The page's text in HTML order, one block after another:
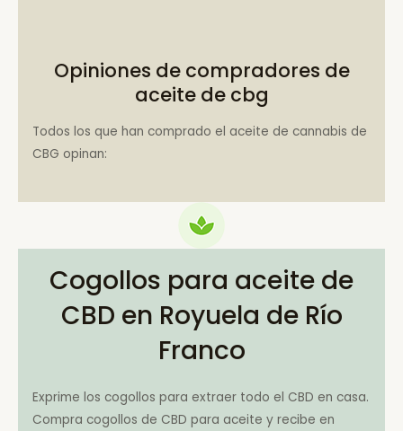
Opiniones de compradores de
aceite de cbg
Todos los que han comprado el aceite de cannabis de
CBG opinan:
Cogollos para aceite de
CBD en Royuela de Río
Franco
Exprime los cogollos para extraer todo el CBD en casa.
Compra cogollos de CBD para aceite y recibe en